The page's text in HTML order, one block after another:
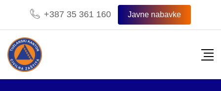
content
+387 35 361 160 Javne nabavke